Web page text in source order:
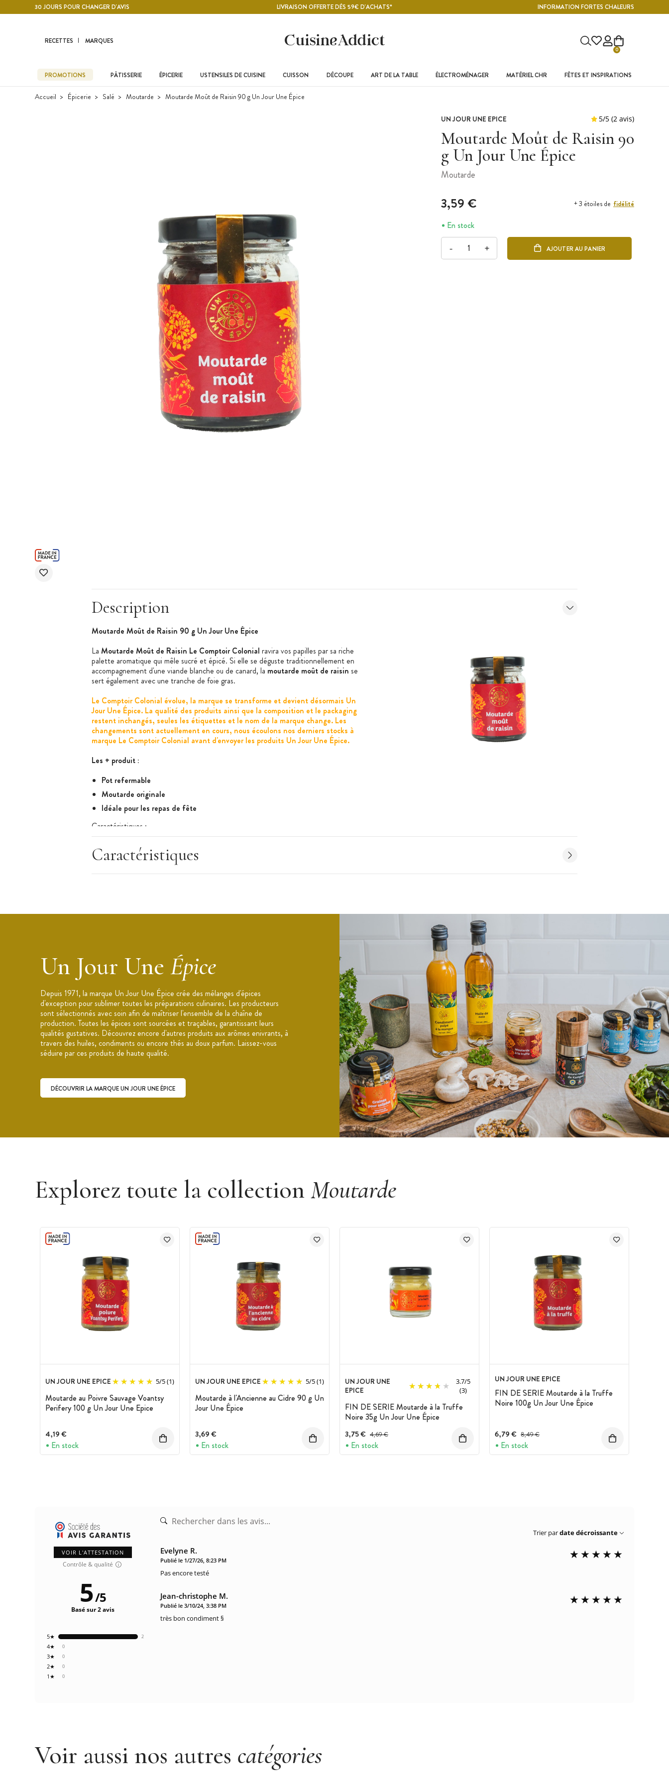
Contenu principal30 JOURS POUR CHANGER D'AVIS LIVRAISON OFFERTE DÈS 59€ D'ACHATS* INFORMATION FORTES CHALEURS
RECETTES MARQUES
0
PROMOTIONS PÂTISSERIE ÉPICERIE USTENSILES DE CUISINE CUISSON DÉCOUPE ART DE LA TABLE ÉLECTROMÉNAGER MATÉRIEL CHR FÊTES ET INSPIRATIONS
Accueil Épicerie Salé Moutarde Moutarde Moût de Raisin 90 g Un Jour Une Épice
UN JOUR UNE EPICE
Moutarde Moût de Raisin 90
g Un Jour Une Épice
Moutarde
3,59 € + 3 étoiles de fidélité
En stock
- + AJOUTER AU PANIER
Description
Moutarde Moût de Raisin 90 g Un Jour Une Épice
La Moutarde Moût de Raisin Le Comptoir Colonial ravira vos papilles par sa riche
palette aromatique qui mêle sucré et épicé. Si elle se déguste traditionnellement en
accompagnement d'une viande blanche ou de canard, la moutarde moût de raisin se
sert également avec une tranche de foie gras.
Le Comptoir Colonial évolue, la marque se transforme et devient désormais Un
Jour Une Épice. La qualité des produits ainsi que la composition et le packaging
restent inchangés, seules les étiquettes et le nom de la marque change. Les
changements sont actuellement en cours, nous écoulons nos derniers stocks à
marque Le Comptoir Colonial avant d'envoyer les produits Un Jour Une Épice.
Les + produit :
Pot refermable
Moutarde originale
Idéale pour les repas de fête
Caractéristiques :
Marque : Un Jour Une Épice
Moutarde au moût de raisin
Composition : moût de raisin 43%, graine de moutarde, eau, vinaigre, sel, épices,
anthocyanes, sucre, sulfites d'acide de sodium.
Caractéristiques
Un Jour Une Épice
Depuis 1971, la marque Un Jour Une Épice crée des mélanges d'épices
d'exception pour sublimer toutes les préparations culinaires. Les producteurs
sont sélectionnés avec soin afin de maîtriser l'ensemble de la chaîne de
production. Toutes les épices sont sourcées et traçables, garantissant leurs
qualités gustatives. Découvrez encore d'autres produits aux arômes enivrants, à
travers des huiles, condiments ou encore thés au doux parfum. Laissez-vous
séduire par ces produits de haute qualité.
DÉCOUVRIR LA MARQUE UN JOUR UNE ÉPICE
Explorez toute la collection Moutarde
UN JOUR UNE EPICE 5/5(1)
Moutarde au Poivre Sauvage Voantsy
Perifery 100 g Un Jour Une Epice
4,19 €
En stock
UN JOUR UNE EPICE 5/5(1)
Moutarde à l'Ancienne au Cidre 90 g Un
Jour Une Épice
3,69 €
En stock
UN JOUR UNE
EPICE
3.7/5
(3)
FIN DE SERIE Moutarde à la Truffe
Noire 35g Un Jour Une Épice
3,75 € Prix avant réduction :
4,69 €
En stock
UN JOUR UNE EPICE
FIN DE SERIE Moutarde à la Truffe
Noire 100g Un Jour Une Épice
6,79 € Prix avant réduction :
8,49 €
En stock
VOIR L'ATTESTATION
Contrôle & qualité
0
1★
0
2★
0
3★
0
4★
2
5★
5/5
Basé sur 2 avis
Trier pardate décroissante
Evelyne R.
Publié le 1/27/26, 8:23 PM
Pas encore testé
Jean-christophe M.
Publié le 3/10/24, 3:38 PM
très bon condiment §
Voir aussi nos autres catégories